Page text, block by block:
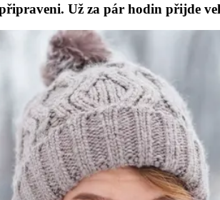
Už za pár hodin přijde